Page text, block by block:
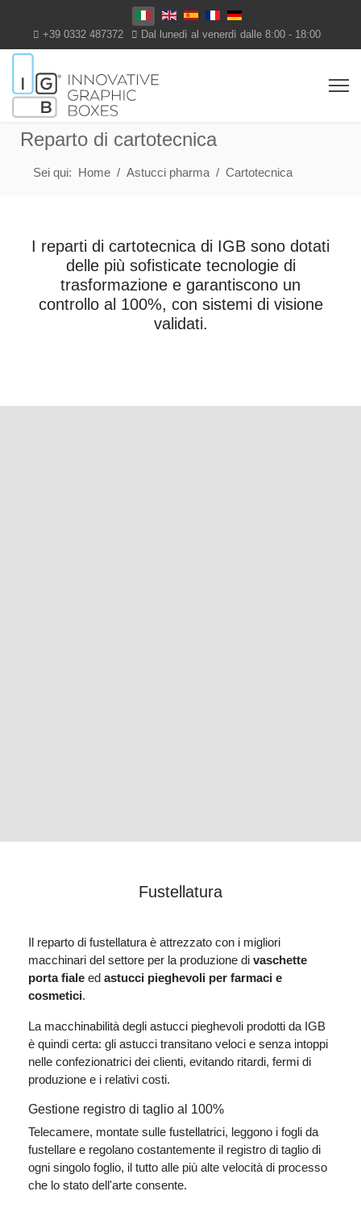
Seleziona la tua lingua
+39 0332 487372 Dal lunedì al venerdì dalle 8:00 - 18:00
Reparto di cartotecnica
Sei qui: Home Astucci pharma Cartotecnica
I reparti di cartotecnica di IGB sono dotati
delle più sofisticate tecnologie di
trasformazione e garantiscono un
controllo al 100%, con sistemi di visione
validati.
Fustellatura
Il reparto di fustellatura è attrezzato con i migliori
macchinari del settore per la produzione di vaschette
porta fiale ed astucci pieghevoli per farmaci e
cosmetici.
La macchinabilità degli astucci pieghevoli prodotti da IGB
è quindi certa: gli astucci transitano veloci e senza intoppi
nelle confezionatrici dei clienti, evitando ritardi, fermi di
produzione e i relativi costi.
Gestione registro di taglio al 100%
Telecamere, montate sulle fustellatrici, leggono i fogli da
fustellare e regolano costantemente il registro di taglio di
ogni singolo foglio, il tutto alle più alte velocità di processo
che lo stato dell'arte consente.